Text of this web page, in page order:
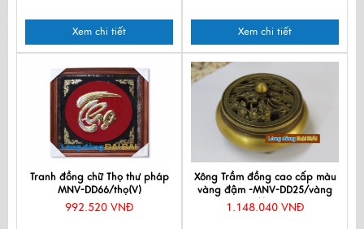
Xem chi tiết Xem chi tiết
Tranh đồng chữ Thọ thư pháp
MNV-DD66/thọ(V)
992.520 VNĐ
Xông Trầm đồng cao cấp màu
vàng đậm -MNV-DD25/vàng
đậm
1.148.040 VNĐ